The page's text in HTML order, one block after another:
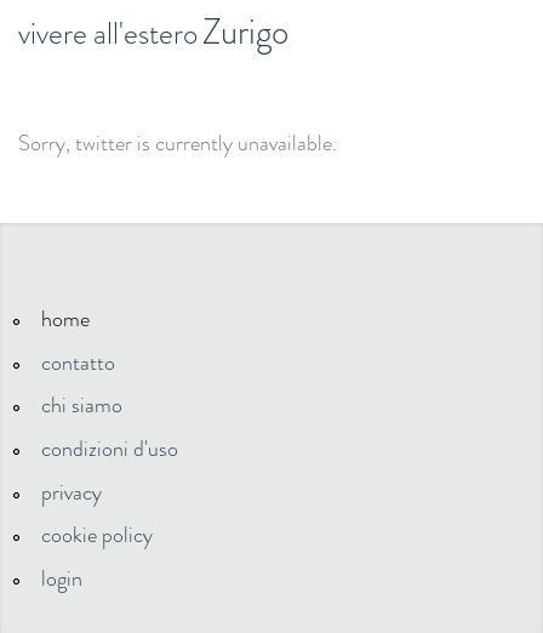
vivere all'esteroZurigo
Sorry, twitter is currently unavailable.
home
contatto
chi siamo
condizioni d'uso
privacy
cookie policy
login